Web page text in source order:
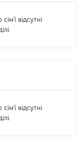
відсутні
відсутні